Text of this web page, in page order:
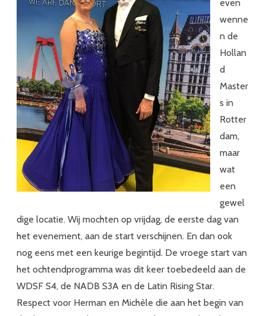
even
wenne
n de
Hollan
d
Master
s in
Rotter
dam,
maar
wat
een
gewel
dige locatie. Wij mochten op vrijdag, de eerste dag van
het evenement, aan de start verschijnen. En dan ook
nog eens met een keurige begintijd. De vroege start van
het ochtendprogramma was dit keer toebedeeld aan de
WDSF S4, de NADB S3A en de Latin Rising Star.
Respect voor Herman en Michèle die aan het begin van